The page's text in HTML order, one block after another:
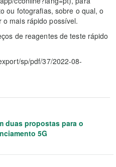
ou fotografias, sobre o qual, o
mais rápido possível.
de reagentes de teste rápido
sp/pdf/37/2022-08-
duas propostas para o
5G